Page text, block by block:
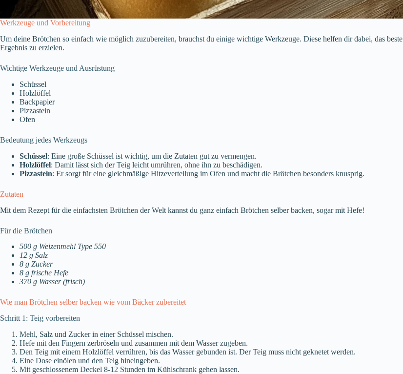
Werkzeuge und Vorbereitung
Um deine Brötchen so einfach wie möglich zuzubereiten, brauchst du einige wichtige Werkzeuge. Diese helfen dir dabei, das beste
Ergebnis zu erzielen.
Wichtige Werkzeuge und Ausrüstung
Schüssel
Holzlöffel
Backpapier
Pizzastein
Ofen
Bedeutung jedes Werkzeugs
Schüssel: Eine große Schüssel ist wichtig, um die Zutaten gut zu vermengen.
Holzlöffel: Damit lässt sich der Teig leicht umrühren, ohne ihn zu beschädigen.
Pizzastein: Er sorgt für eine gleichmäßige Hitzeverteilung im Ofen und macht die Brötchen besonders knusprig.
Zutaten
Mit dem Rezept für die einfachsten Brötchen der Welt kannst du ganz einfach Brötchen selber backen, sogar mit Hefe!
Für die Brötchen
500 g Weizenmehl Type 550
12 g Salz
8 g Zucker
8 g frische Hefe
370 g Wasser (frisch)
Wie man Brötchen selber backen wie vom Bäcker zubereitet
Schritt 1: Teig vorbereiten
Mehl, Salz und Zucker in einer Schüssel mischen.
Hefe mit den Fingern zerbröseln und zusammen mit dem Wasser zugeben.
Den Teig mit einem Holzlöffel verrühren, bis das Wasser gebunden ist. Der Teig muss nicht geknetet werden.
Eine Dose einölen und den Teig hineingeben.
Mit geschlossenem Deckel 8-12 Stunden im Kühlschrank gehen lassen.